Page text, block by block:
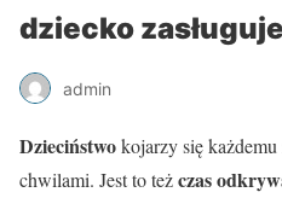
dziecko
admin
Dzieciństwokojarzy się
chwilami. Jest to teżczas